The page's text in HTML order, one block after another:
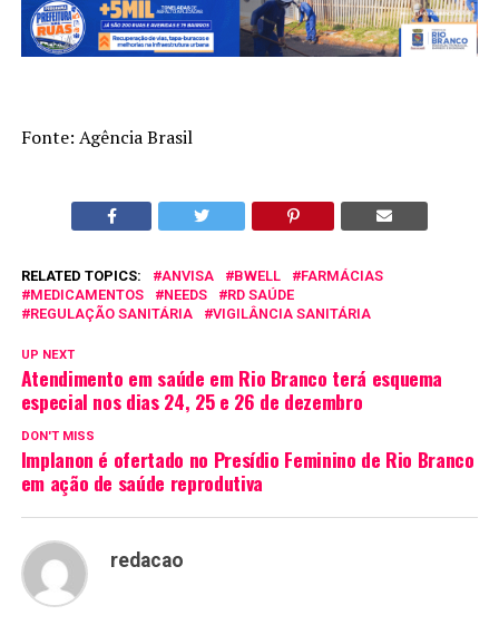
Fonte: Agência Brasil
RELATED TOPICS: ANVISA BWELL
FARMÁCIAS
MEDICAMENTOS
NEEDS
RD SAÚDE
REGULAÇÃO SANITÁRIA
VIGILÂNCIA SANITÁRIA
UP NEXT
Atendimento em saúde em Rio Branco terá esquema
especial nos dias 24, 25 e 26 de dezembro
DON'T MISS
Implanon é ofertado no Presídio Feminino de Rio Branco
em ação de saúde reprodutiva
redacao